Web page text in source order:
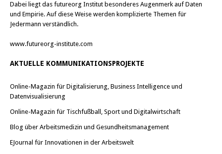
Dabei liegt das futureorg Institut besonderes Augenmerk auf Daten
und Empirie. Auf diese Weise werden komplizierte Themen für
Jedermann verständlich.
www.futureorg-institute.com
AKTUELLE KOMMUNIKATIONSPROJEKTE
Online-Magazin für Digitalisierung, Business Intelligence und
Datenvisualisierung
Online-Magazin für Tischfußball, Sport und Digitalwirtschaft
Blog über Arbeitsmedizin und Gesundheitsmanagement
EJournal für Innovationen in der Arbeitswelt